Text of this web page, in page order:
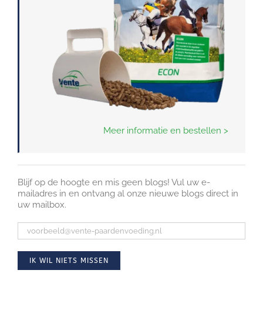
Meer informatie en bestellen >
Blijf op de hoogte en mis geen blogs! Vul uw e-
mailadres in en ontvang al onze nieuwe blogs direct in
uw mailbox.